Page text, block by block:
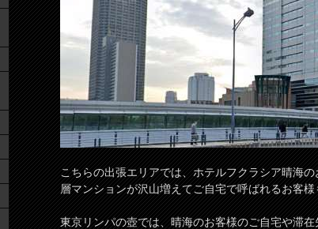
こちらの出張エリアでは、ホテルフクラシア晴海
層マンションが沢山増えてご自宅で呼ばれるお客
東京リンパの壺では、晴海のお客様のご自宅や滞